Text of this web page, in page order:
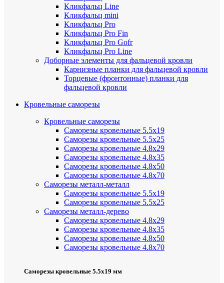
Кликфальц Line
Кликфальц mini
Кликфальц Pro
Кликфальц Pro Fin
Кликфальц Pro Gofr
Кликфальц Pro Line
Доборные элементы для фальцевой кровли
Карнизные планки для фальцевой кровли
Торцевые (фронтонные) планки для
фальцевой кровли
Кровельные саморезы
Кровельные саморезы
Саморезы кровельные 5.5х19
Саморезы кровельные 5.5х25
Саморезы кровельные 4.8х29
Саморезы кровельные 4.8х35
Саморезы кровельные 4.8х50
Саморезы кровельные 4.8х70
Саморезы металл-металл
Саморезы кровельные 5.5х19
Саморезы кровельные 5.5х25
Саморезы металл-дерево
Саморезы кровельные 4.8х29
Саморезы кровельные 4.8х35
Саморезы кровельные 4.8х50
Саморезы кровельные 4.8х70
Саморезы кровельные 5.5х19 мм